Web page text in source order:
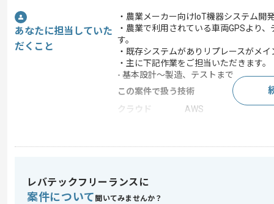
あなたに担当していた
だくこと
・農業メーカー向けIoT機器システム開
・農業で利用されている車両GPSより
す。
・既存システムがありリプレースがメ
・主に下記作業をご担当いただきます。
- 基本設計～製造、テストまで
この案件で扱う技術
クラウド
AWS
‐Amazon EMRやAmazon Glueの知見
・PythonもしくはJavaを用いた開発経
レバテックフリーランスに
案件について 聞いてみませんか？